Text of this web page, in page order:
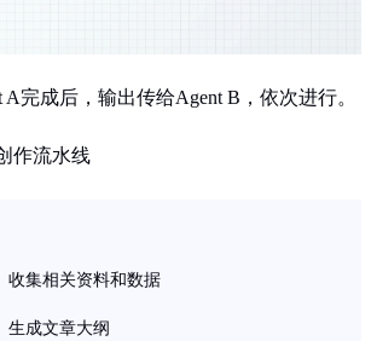
A完成后，输出传给Agent B，依次进行。
作流水线
集相关资料和数据
成文章大纲